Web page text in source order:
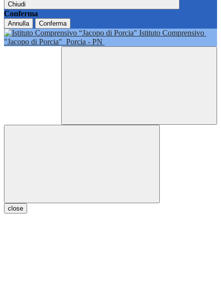
Chiudi
Conferma
Annulla Conferma
Istituto Comprensivo
"Jacopo di Porcia" Porcia - PN
close